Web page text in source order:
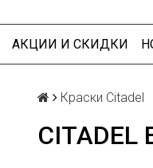
АКЦИИ И СКИДКИ
Краски Citadel
CITADEL